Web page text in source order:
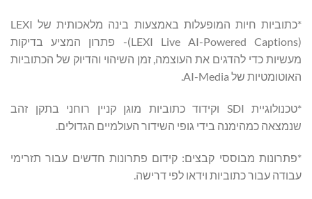
*כתוביות חיות המופעלות באמצעות בינה מלאכותית של LEXI
(LEXI Live AI-Powered Captions)- פתרון המציע בדיקות
מעשיות כדי להדגים את העוצמה, זמן השיהוי והדיוק של הכתוביות
האוטומטיות של AI-Media.
*טכנולוגיית SDI וקידוד כתוביות מוגן קניין רוחני בתקן זהב
שנמצאה כמהימנה בידי גופי השידור העולמיים הגדולים.
*פתרונות מבוססי קבצים: קידום פתרונות חדשים עבור תזרימי
עבודה עבור כתוביות וידאו לפי דרישה.